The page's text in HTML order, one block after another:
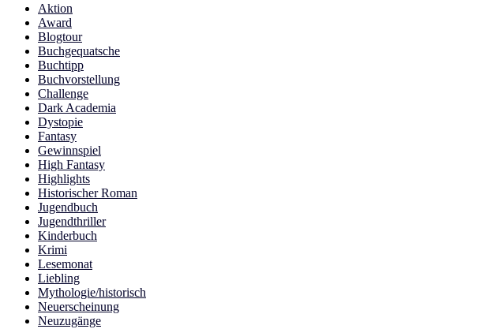
Aktion
Award
Blogtour
Buchgequatsche
Buchtipp
Buchvorstellung
Challenge
Dark Academia
Dystopie
Fantasy
Gewinnspiel
High Fantasy
Highlights
Historischer Roman
Jugendbuch
Jugendthriller
Kinderbuch
Krimi
Lesemonat
Liebling
Mythologie/historisch
Neuerscheinung
Neuzugänge